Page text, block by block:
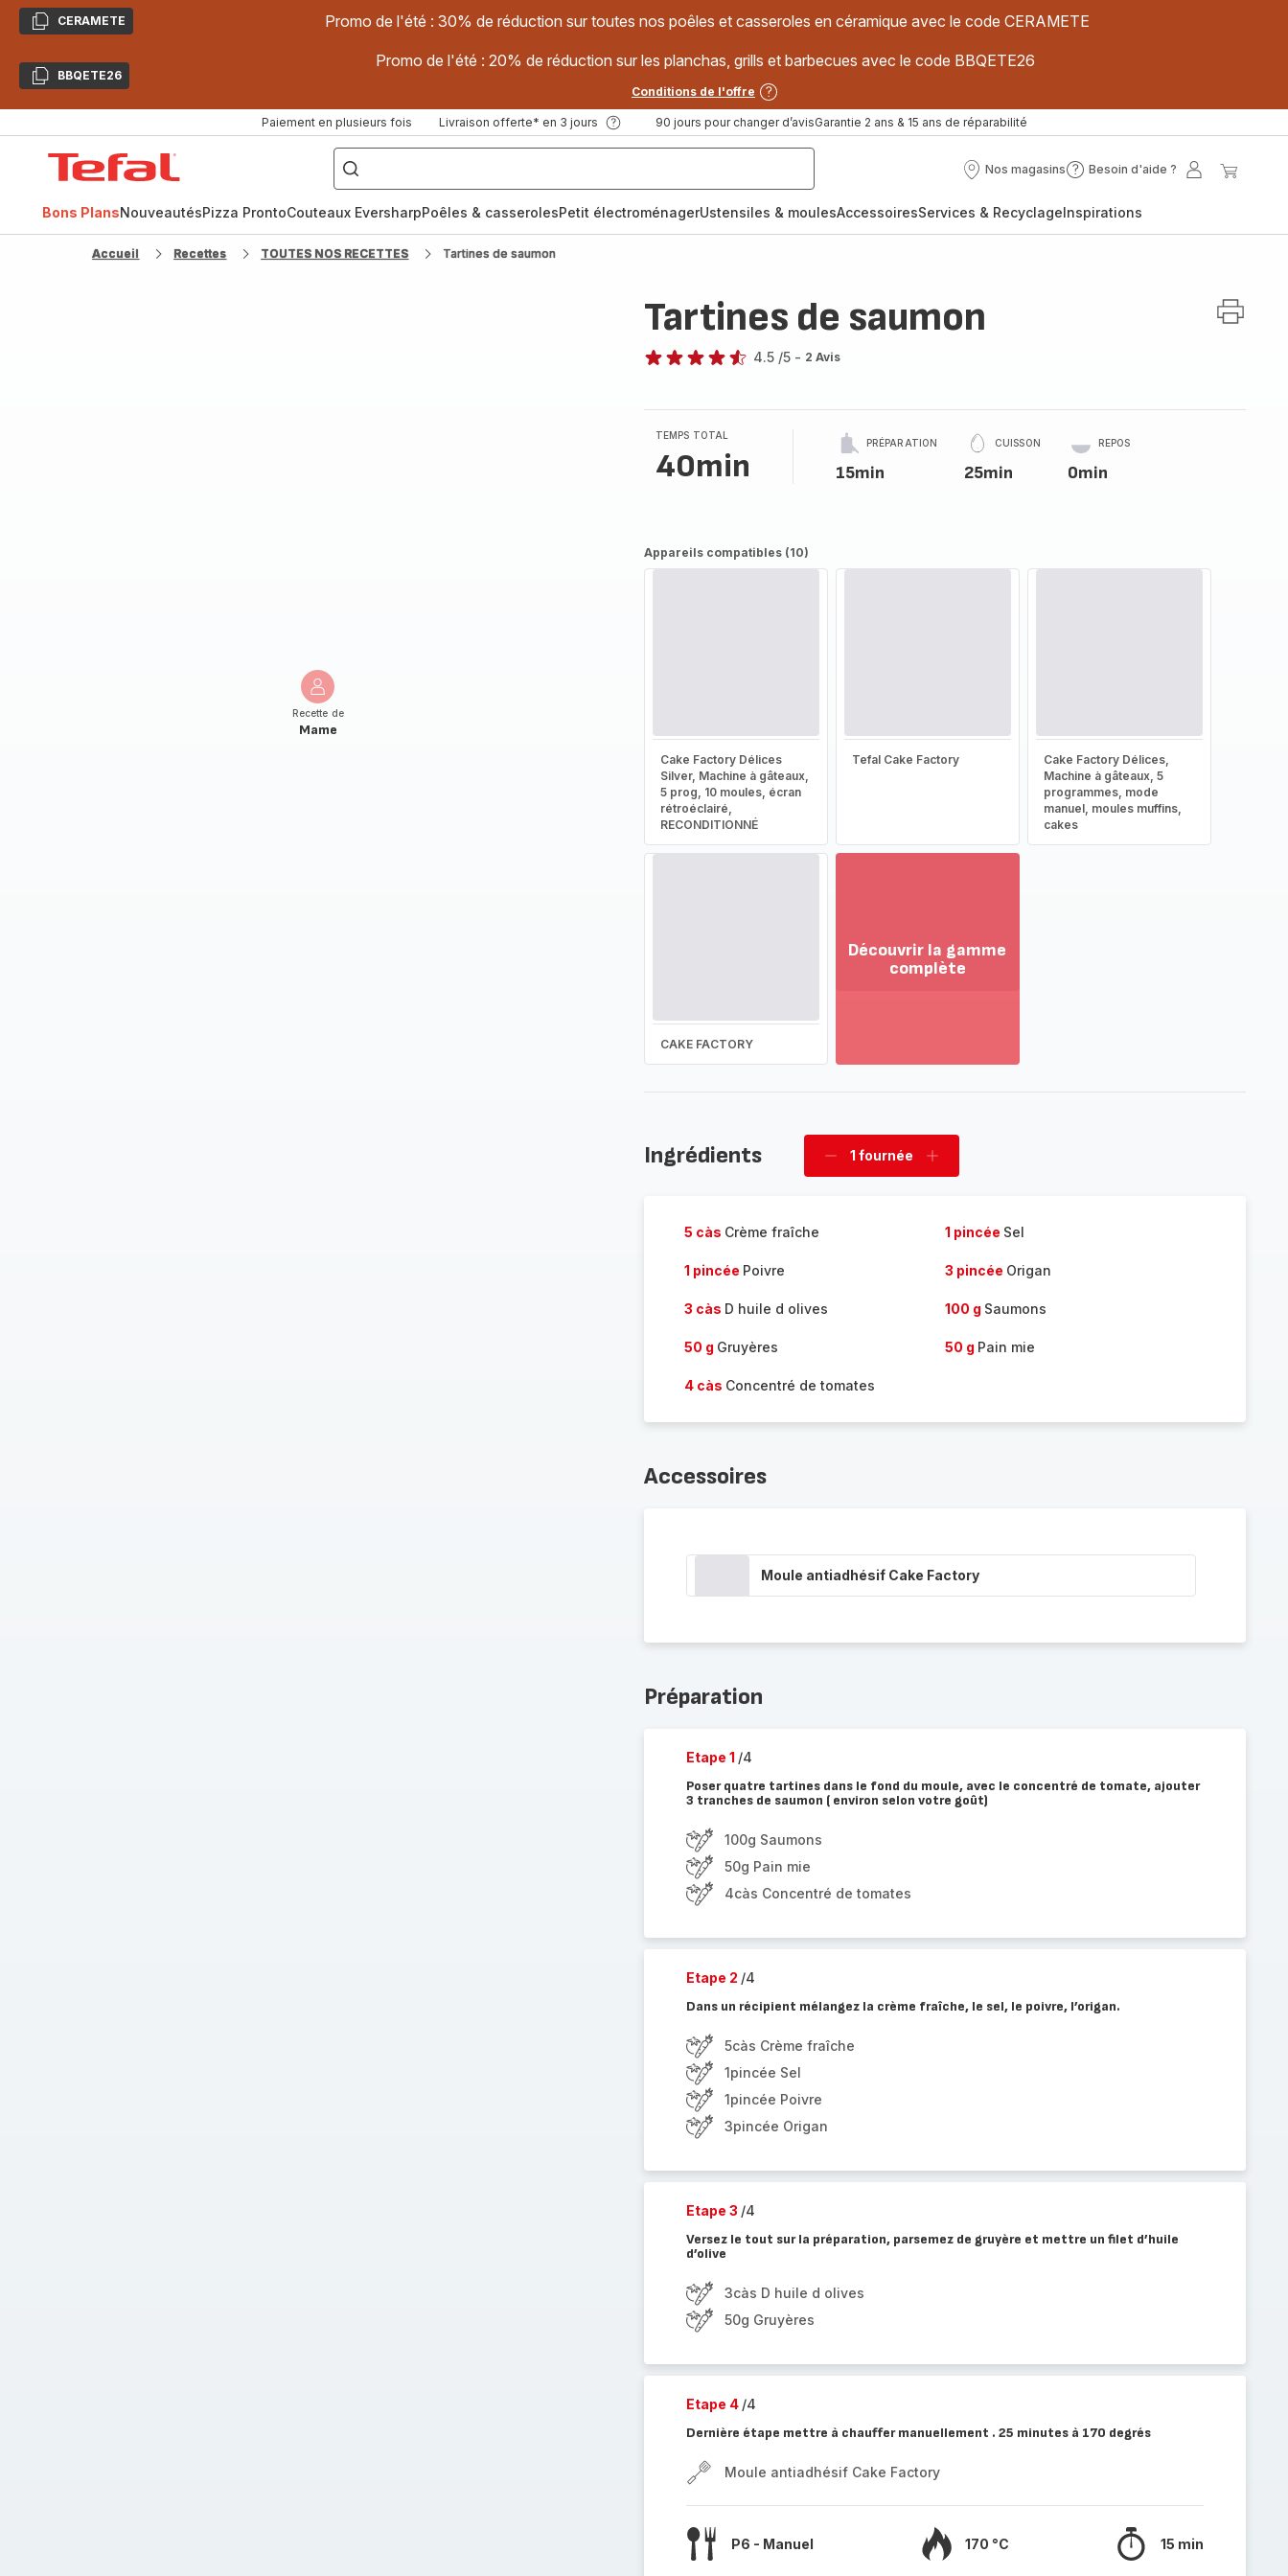
CopierCERAMETE Promo de l'été : 30% de réduction sur toutes nos poêles et casseroles en céramique avec le code CERAMETE
CopierBBQETE26
Promo de l'été : 20% de réduction sur les planchas, grills et barbecues avec le code BBQETE26
Conditions de l'offre
Paiement en plusieurs fois Livraison offerte* en 3 jours 90 jours pour changer d’avisGarantie 2 ans & 15 ans de réparabilité
["Poêles
inox,
Cake
Factory,
Nos magasins
Nos
Besoin d'aide ?
Besoin
?
Mon
Bons PlansNouveautésPizza ProntoCouteaux EversharpPoêles & casserolesPetit électroménagerUstensiles & moulesAccessoiresServices & RecyclageInspirations
Accueil Recettes TOUTES NOS RECETTES Tartines de saumon
Recette de
Mame
Tartines de saumon
4.5 /5 - 2 Avis
TEMPS TOTAL
40min
PRÉPARATION
15min
CUISSON
25min
REPOS
0min
Appareils compatibles (10)
Cake Factory Délices
Silver, Machine à gâteaux,
5 prog, 10 moules, écran
rétroéclairé,
RECONDITIONNÉ
Tefal Cake Factory
Cake Factory Délices,
Machine à gâteaux, 5
programmes, mode
manuel, moules muffins,
cakes
CAKE FACTORY
Découvrir la gamme
complète
la
Ingrédients
Supprimer
1 fournée
Ajouter
5 càs Crème fraîche 1 pincée Sel
1 pincée Poivre 3 pincée Origan
3 càs D huile d olives 100 g Saumons
50 g Gruyères 50 g Pain mie
4 càs Concentré de tomates
Accessoires
Moule antiadhésif Cake Factory
Préparation
Etape 1 /4
Poser quatre tartines dans le fond du moule, avec le concentré de tomate, ajouter
3 tranches de saumon ( environ selon votre goût)
100g Saumons
50g Pain mie
4càs Concentré de tomates
Etape 2 /4
Dans un récipient mélangez la crème fraîche, le sel, le poivre, l’origan.
5càs Crème fraîche
1pincée Sel
1pincée Poivre
3pincée Origan
Etape 3 /4
Versez le tout sur la préparation, parsemez de gruyère et mettre un filet d’huile
d’olive
3càs D huile d olives
50g Gruyères
Etape 4 /4
Dernière étape mettre à chauffer manuellement . 25 minutes à 170 degrés
Moule antiadhésif Cake Factory
P6 - Manuel 170 °C 15 min